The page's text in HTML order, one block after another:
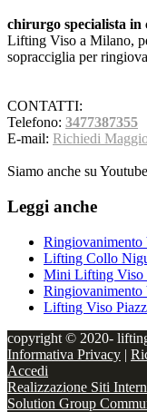
chirurgo specialista in
Lifting Viso a Milano,
sopracciglia per
CONTATTI:
Telefono: 3477387355
E-mail: Richiedi
Siamo anche su Youtube
Leggi anche
Lifting Collo
Mini Lifting Viso
Lifting Viso
copyright © 2020-
Informativa Privacy |
Accedi
Realizzazione Siti
Solution Group